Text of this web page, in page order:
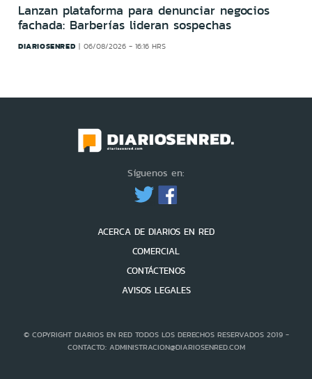
Lanzan plataforma para denunciar negocios
fachada: Barberías lideran sospechas
DIARIOSENRED 06/08/2026 - 16:16 HRS
Síguenos en:
ACERCA DE DIARIOS EN RED
COMERCIAL
CONTÁCTENOS
AVISOS LEGALES
© COPYRIGHT DIARIOS EN RED TODOS LOS DERECHOS RESERVADOS 2019 -
CONTACTO: ADMINISTRACION@DIARIOSENRED.COM